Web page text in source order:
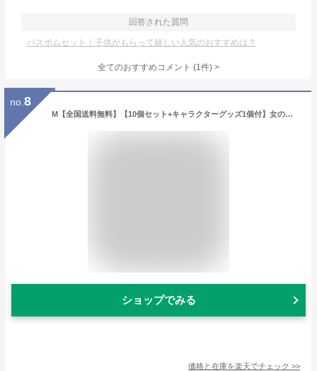
回答された質問
バスボムセット｜子供がもらって嬉しい人気のおすすめは？
全てのおすすめコメント (1件) >
no. 8
M【全国送料無料】【10個セット+キャラクターグッズ1個付】女の子用 キャラクター バスボール 福袋 10個入り 入浴剤 入浴 お風呂 お風呂遊び 子供 おもちゃ マスコット 詰め合わせ プレゼント ギフト 贈り物 バスボム※北海道、沖縄・離島は別途送料が必要【M倉庫】
ショップでみる
価格と在庫を楽天でチェック >>